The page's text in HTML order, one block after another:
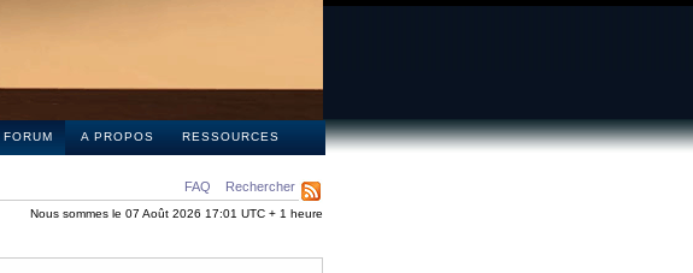
FORUM A PROPOS RESSOURCES
FAQ Rechercher
Nous sommes le 07 Août 2026 17:01 UTC + 1 heure